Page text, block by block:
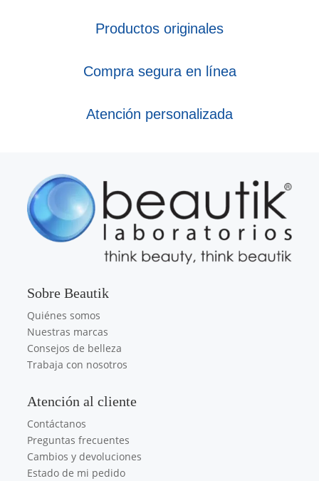
Productos originales
Compra segura en línea
Atención personalizada
Sobre Beautik
Quiénes somos
Nuestras marcas
Consejos de belleza
Trabaja con nosotros
Atención al cliente
Contáctanos
Preguntas frecuentes
Cambios y devoluciones
Estado de mi pedido